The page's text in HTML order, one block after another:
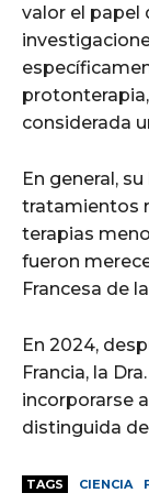
valor el papel
considerada
En general,
tratamientos
terapias
fueron
Francesa de
En 2024,
Francia, la
incorporarse
distinguida
TAGS CIENCIA